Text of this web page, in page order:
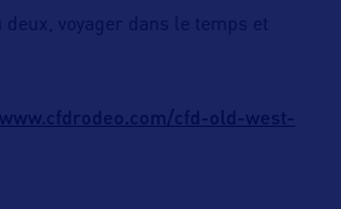
deux, voyager dans le temps et
cfd-old-west-